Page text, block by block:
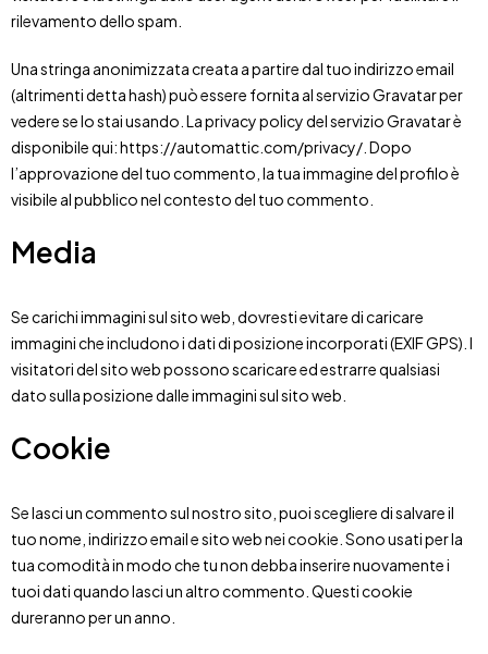
rilevamento dello spam.
Una stringa anonimizzata creata a partire dal tuo indirizzo email
(altrimenti detta hash) può essere fornita al servizio Gravatar per
vedere se lo stai usando. La privacy policy del servizio Gravatar è
disponibile qui: https://automattic.com/privacy/. Dopo
l’approvazione del tuo commento, la tua immagine del profilo è
visibile al pubblico nel contesto del tuo commento.
Media
Se carichi immagini sul sito web, dovresti evitare di caricare
immagini che includono i dati di posizione incorporati (EXIF GPS). I
visitatori del sito web possono scaricare ed estrarre qualsiasi
dato sulla posizione dalle immagini sul sito web.
Cookie
Se lasci un commento sul nostro sito, puoi scegliere di salvare il
tuo nome, indirizzo email e sito web nei cookie. Sono usati per la
tua comodità in modo che tu non debba inserire nuovamente i
tuoi dati quando lasci un altro commento. Questi cookie
dureranno per un anno.